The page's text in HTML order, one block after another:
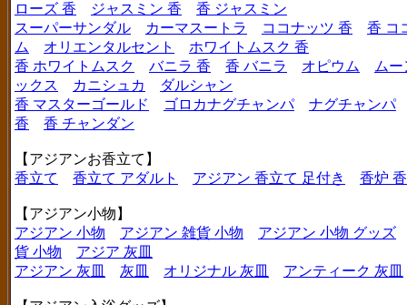
ローズ 香
ジャスミン 香
香 ジャスミン
スーパーサンダル
カーマスートラ ココナッツ 香
香 コ
ム
オリエンタルセント
ホワイトムスク 香
香 ホワイトムスク
バニラ 香 香 バニラ オピウム
ムー
ックス
カニシュカ
ダルシャン
香 マスターゴールド
ゴロカナグチャンパ
ナグチャンパ
香
香 チャンダン
【アジアンお香立て】
香立て
香立て アダルト アジアン 香立て 足付き 香炉
【アジアン小物】
アジアン 小物
アジアン 雑貨 小物
アジアン 小物 グッズ
貨 小物
アジア 灰皿
アジアン 灰皿
灰皿 オリジナル 灰皿 アンティーク 灰皿